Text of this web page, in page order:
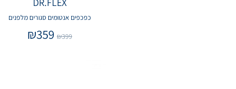
כפכפים אנטומים סגורים מלפנים
₪399
₪359